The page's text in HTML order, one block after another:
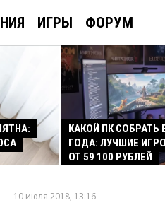
ИГРЫ ФОРУМ
КАКОЙ ПК СОБРАТЬ
ГОДА: ЛУЧШИЕ
ОТ 59 100 РУБЛЕЙ
10 июля 2018, 13:16